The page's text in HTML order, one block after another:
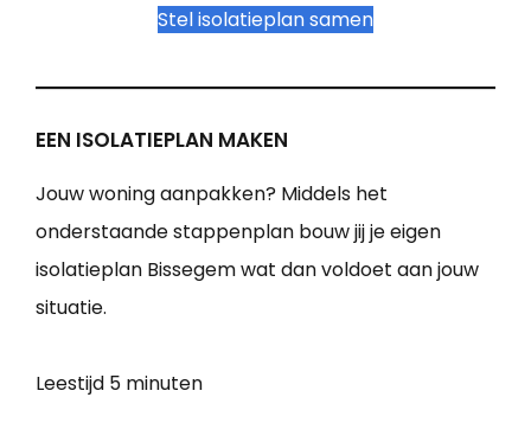
Stel isolatieplan samen
EEN ISOLATIEPLAN MAKEN
Jouw woning aanpakken? Middels het
onderstaande stappenplan bouw jij je eigen
isolatieplan Bissegem wat dan voldoet aan jouw
situatie.
Leestijd 5 minuten